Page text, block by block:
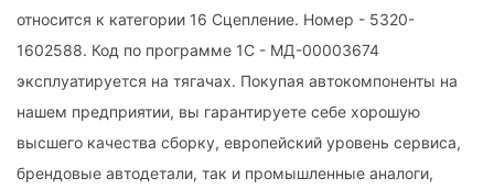
относится к категории 16 Сцепление. Номер - 5320-
1602588. Код по программе 1С - МД-00003674
эксплуатируется на тягачах. Покупая автокомпоненты на
нашем предприятии, вы гарантируете себе хорошую
высшего качества сборку, европейский уровень сервиса,
брендовые автодетали, так и промышленные аналоги,